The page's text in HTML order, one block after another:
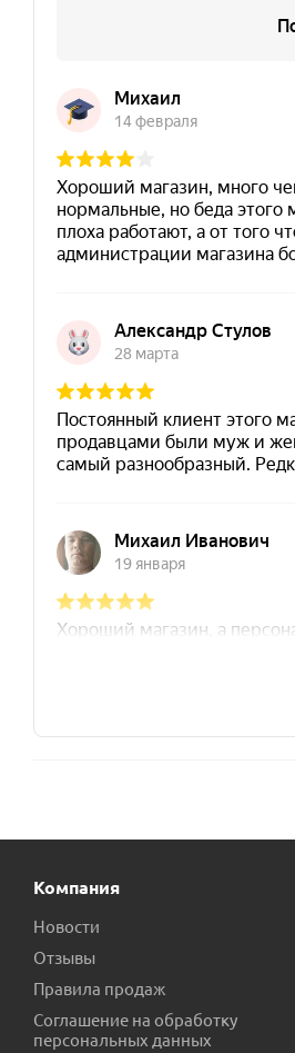
Компания
Новости
Отзывы
Правила продаж
Соглашение на обработку
персональных данных